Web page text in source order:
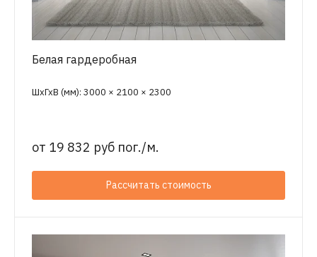
Белая гардеробная
ШхГхВ (мм): 3000 × 2100 × 2300
от 19 832 руб пог./м.
Рассчитать стоимость